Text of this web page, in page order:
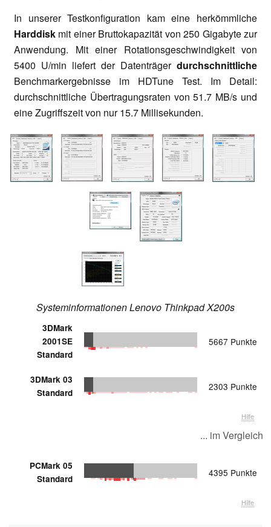
In unserer Testkonfiguration kam eine herkömmliche
Harddisk mit einer Bruttokapazität von 250 Gigabyte zur
Anwendung. Mit einer Rotationsgeschwindigkeit von
5400 U/min liefert der Datenträger durchschnittliche
Benchmarkergebnisse im HDTune Test. Im Detail:
durchschnittliche Übertragungsraten von 51.7 MB/s und
eine Zugriffszeit von nur 15.7 Millisekunden.
Systeminformationen Lenovo Thinkpad X200s
3DMark
2001SE
Standard
5667 Punkte
3DMark 03
Standard
2303 Punkte
Hilfe
... im Vergleich
PCMark 05
Standard
4395 Punkte
Hilfe